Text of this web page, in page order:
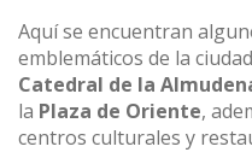
Aquí se encuentran
emblemáticos de la
Catedral de la
la Plaza de Oriente,
centros culturales y